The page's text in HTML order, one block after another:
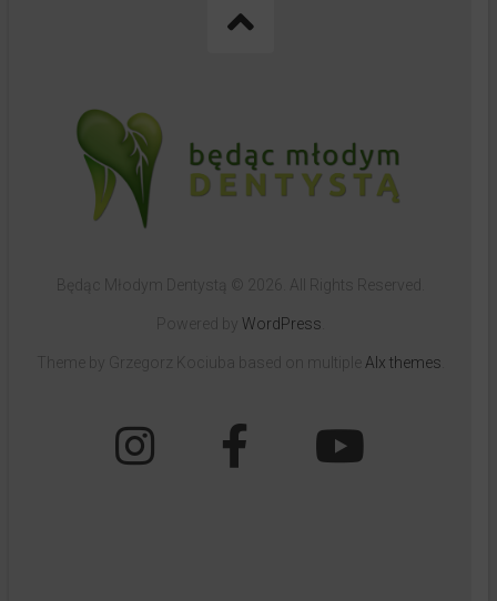
Będąc Młodym Dentystą © 2026. All Rights Reserved.
Powered by WordPress
Theme by Grzegorz Kociuba based on multiple Alx themes